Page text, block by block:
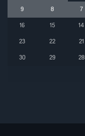
7
8
9
14
15
16
21
22
23
28
29
30